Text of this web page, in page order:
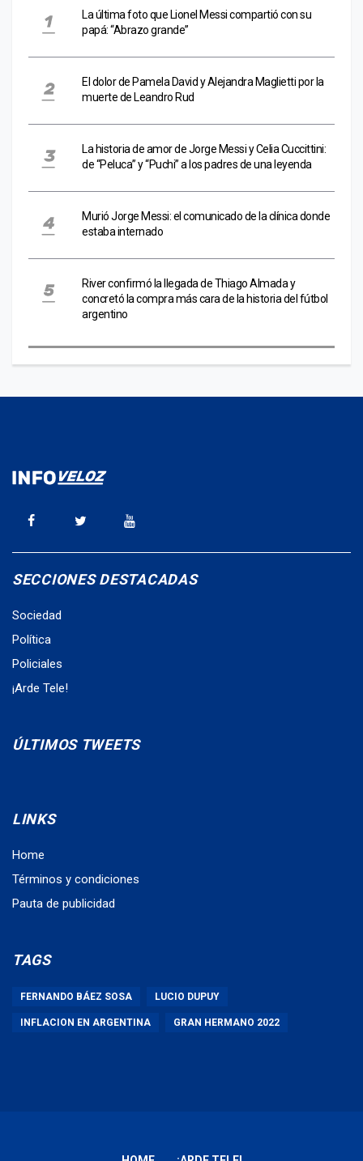
La última foto que Lionel Messi compartió con su
papá: “Abrazo grande”
El dolor de Pamela David y Alejandra Maglietti por la
muerte de Leandro Rud
La historia de amor de Jorge Messi y Celia Cuccittini:
de “Peluca” y “Puchi” a los padres de una leyenda
Murió Jorge Messi: el comunicado de la clínica donde
estaba internado
River confirmó la llegada de Thiago Almada y
concretó la compra más cara de la historia del fútbol
argentino
SECCIONES DESTACADAS
Sociedad
Política
Policiales
¡Arde Tele!
ÚLTIMOS TWEETS
LINKS
Home
Términos y condiciones
Pauta de publicidad
TAGS
FERNANDO BÁEZ SOSA LUCIO DUPUY
INFLACION EN ARGENTINA GRAN HERMANO 2022